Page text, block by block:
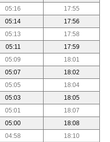
05:16
17:55
05:14
17:56
05:13
17:58
05:11
17:59
05:09
18:01
05:07
18:02
05:05
18:04
05:03
18:05
05:01
18:07
05:00
18:08
04:58
18:10